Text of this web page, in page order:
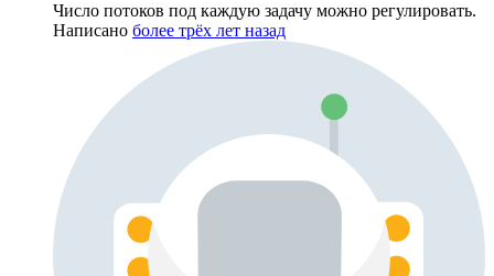
Число потоков под каждую задачу можно регулировать.
Написано более трёх лет назад